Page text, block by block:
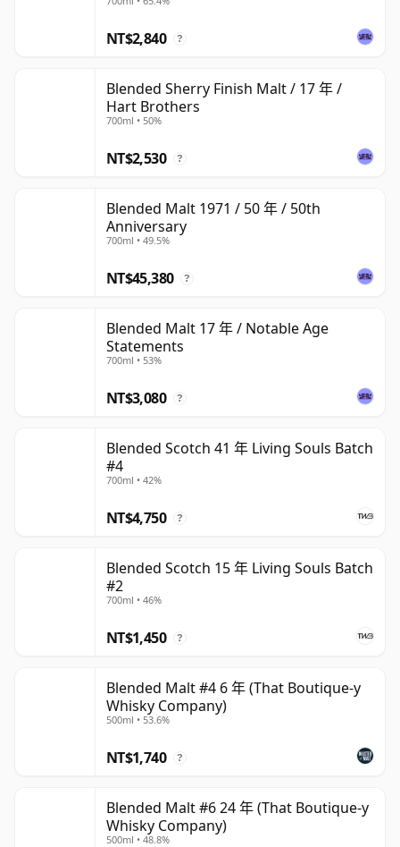
NT$2,840 ?
Blended Sherry Finish Malt / 17 年 /
Hart Brothers
700ml • 50%
NT$2,530 ?
Blended Malt 1971 / 50 年 / 50th
Anniversary
700ml • 49.5%
NT$45,380 ?
Blended Malt 17 年 / Notable Age
Statements
700ml • 53%
NT$3,080 ?
Blended Scotch 41 年 Living Souls Batch
#4
700ml • 42%
NT$4,750 ?
Blended Scotch 15 年 Living Souls Batch
#2
700ml • 46%
NT$1,450 ?
Blended Malt #4 6 年 (That Boutique-y
Whisky Company)
500ml • 53.6%
NT$1,740 ?
Blended Malt #6 24 年 (That Boutique-y
Whisky Company)
500ml • 48.8%